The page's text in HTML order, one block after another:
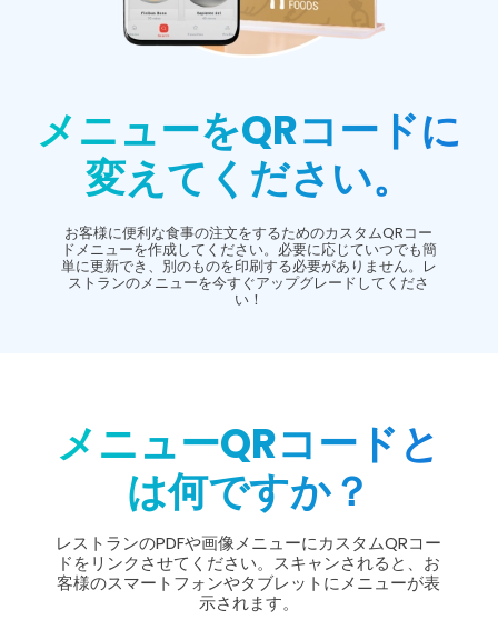
メニューをQRコードに
変えてください。
お客様に便利な食事の注文をするためのカスタムQRコー
ドメニューを作成してください。必要に応じていつでも簡
単に更新でき、別のものを印刷する必要がありません。レ
ストランのメニューを今すぐアップグレードしてくださ
い！
メニューQRコードと
は何ですか？
レストランのPDFや画像メニューにカスタムQRコー
ドをリンクさせてください。スキャンされると、お
客様のスマートフォンやタブレットにメニューが表
示されます。